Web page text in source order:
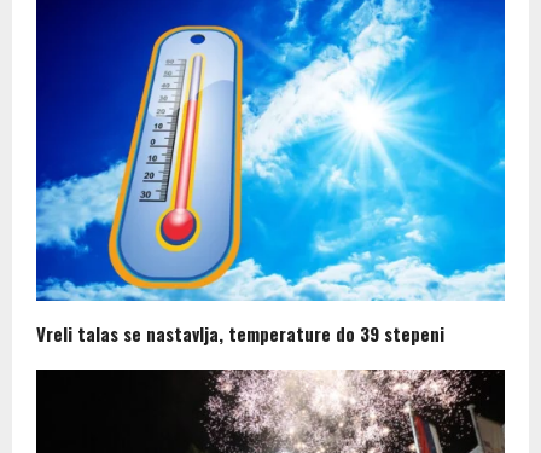
Vreli talas se nastavlja, temperature do 39 stepeni